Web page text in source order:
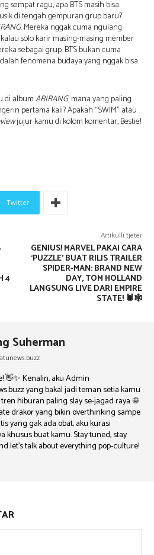
sempat ragu, apa BTS masih bisa
di tengah gempuran grup baru?
. Mereka nggak cuma ngulang
solo karir masing-masing member
sebagai grup. BTS bukan cuma
fenomena budaya yang nggak bisa
di albumARIRANG, mana yang paling
pertama kali? Apakah “SWIM” atau
jujur kamu di kolom komentar, Bestie!
Twitter
4
Artikulli tjetër
GENIUS! MARVEL PAKAI CARA
‘PUZZLE’ BUAT RILIS TRAILER
SPIDER-MAN: BRAND NEW
DAY, TOM HOLLAND
LANGSUNG LIVE DARI EMPIRE
STATE! 🕷️🕸️
Suherman
👋✨ Kenalin, aku Admin
yang bakal jadi teman setia kamu
hiburan paling slay se-jagad raya. 🌐
drakor yang bikin overthinking sampe
yang gak ada obat, aku kurasi
khusus buat kamu. Stay tuned, stay
let's talk about everything pop-culture!